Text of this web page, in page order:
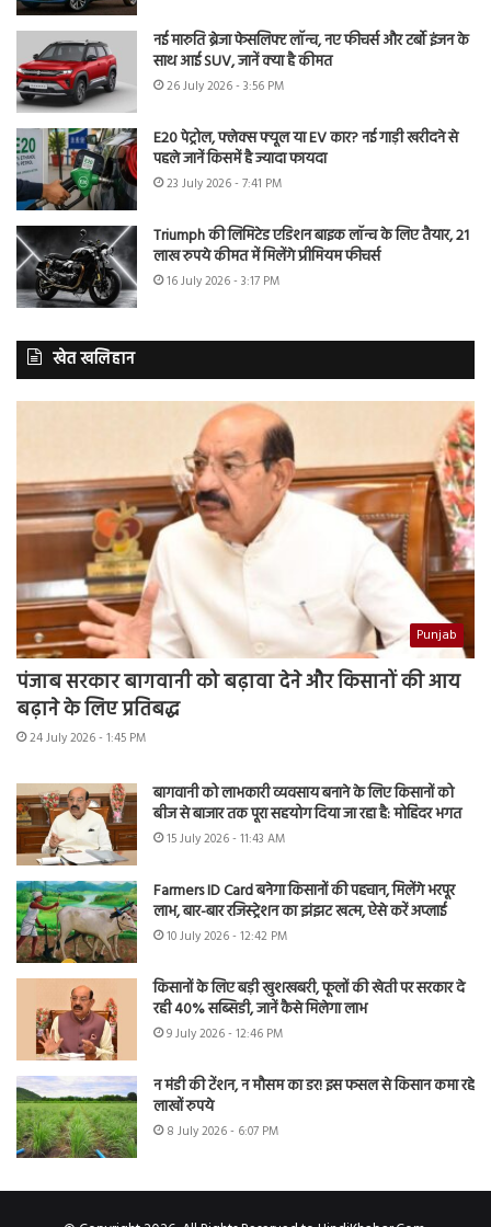
नई मारुति ब्रेजा फेसलिफ्ट लॉन्च, नए फीचर्स और टर्बो इंजन के
साथ आई SUV, जानें क्या है कीमत
26 July 2026 - 3:56 PM
E20 पेट्रोल, फ्लेक्स फ्यूल या EV कार? नई गाड़ी खरीदने से
पहले जानें किसमें है ज्यादा फायदा
23 July 2026 - 7:41 PM
Triumph की लिमिटेड एडिशन बाइक लॉन्च के लिए तैयार, 21
लाख रुपये कीमत में मिलेंगे प्रीमियम फीचर्स
16 July 2026 - 3:17 PM
खेत खलिहान
Punjab
पंजाब सरकार बागवानी को बढ़ावा देने और किसानों की आय
बढ़ाने के लिए प्रतिबद्ध
24 July 2026 - 1:45 PM
बागवानी को लाभकारी व्यवसाय बनाने के लिए किसानों को
बीज से बाजार तक पूरा सहयोग दिया जा रहा है: मोहिंदर भगत
15 July 2026 - 11:43 AM
Farmers ID Card बनेगा किसानों की पहचान, मिलेंगे भरपूर
लाभ, बार-बार रजिस्ट्रेशन का झंझट खत्म, ऐसे करें अप्लाई
10 July 2026 - 12:42 PM
किसानों के लिए बड़ी खुशखबरी, फूलों की खेती पर सरकार दे
रही 40% सब्सिडी, जानें कैसे मिलेगा लाभ
9 July 2026 - 12:46 PM
न मंडी की टेंशन, न मौसम का डर! इस फसल से किसान कमा रहे
लाखों रुपये
8 July 2026 - 6:07 PM